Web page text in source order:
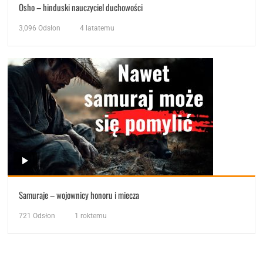
Osho – hinduski nauczyciel duchowości
3,096 Odsłon 4 latatemu
Samuraje – wojownicy honoru i miecza
721 Odsłon 1 roktemu